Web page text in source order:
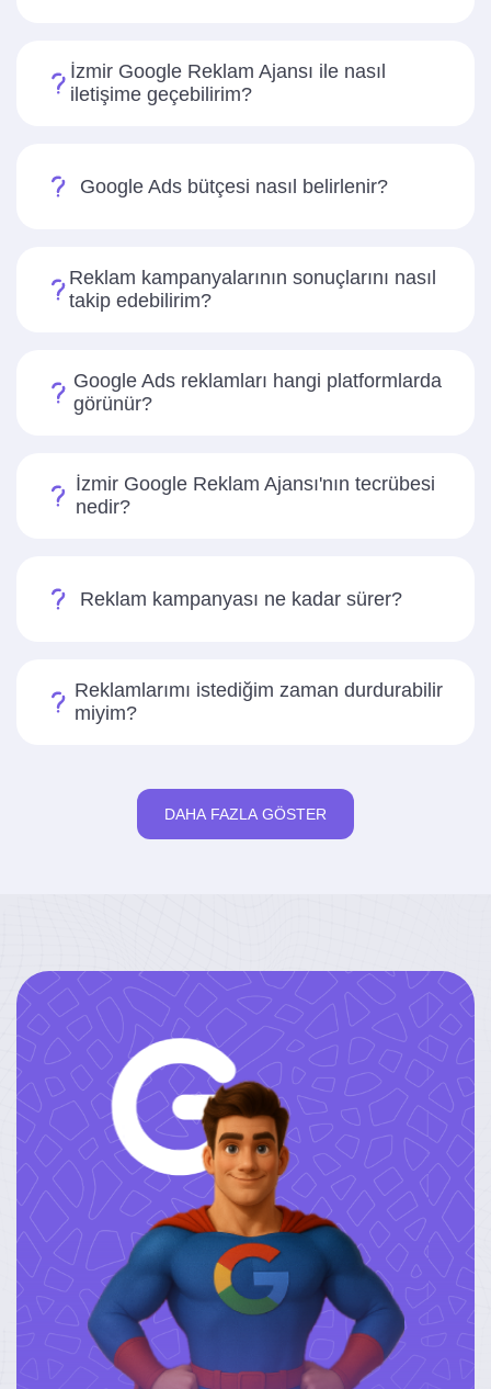
İzmir Google Reklam Ajansı ile nasıl
iletişime geçebilirim?
Google Ads bütçesi nasıl belirlenir?
Reklam kampanyalarının sonuçlarını nasıl
takip edebilirim?
Google Ads reklamları hangi platformlarda
görünür?
İzmir Google Reklam Ajansı'nın tecrübesi
nedir?
Reklam kampanyası ne kadar sürer?
Reklamlarımı istediğim zaman durdurabilir
miyim?
DAHA FAZLA GÖSTER